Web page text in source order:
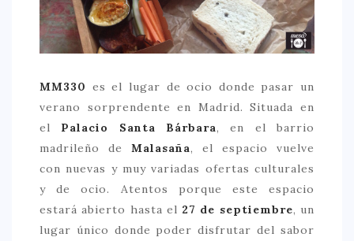
MM330 es el lugar de ocio donde pasar un
verano sorprendente en Madrid. Situada en
el Palacio Santa Bárbara, en el barrio
madrileño de Malasaña, el espacio vuelve
con nuevas y muy variadas ofertas culturales
y de ocio. Atentos porque este espacio
estará abierto hasta el 27 de septiembre, un
lugar único donde poder disfrutar del sabor